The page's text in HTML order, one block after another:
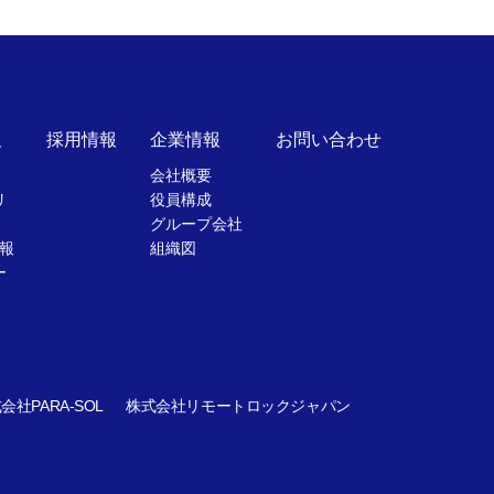
採用情報 企業情報
会社概要
役員構成
グループ会社
組織図
お問い合わせ
社PARA-SOL 株式会社リモートロックジャパン